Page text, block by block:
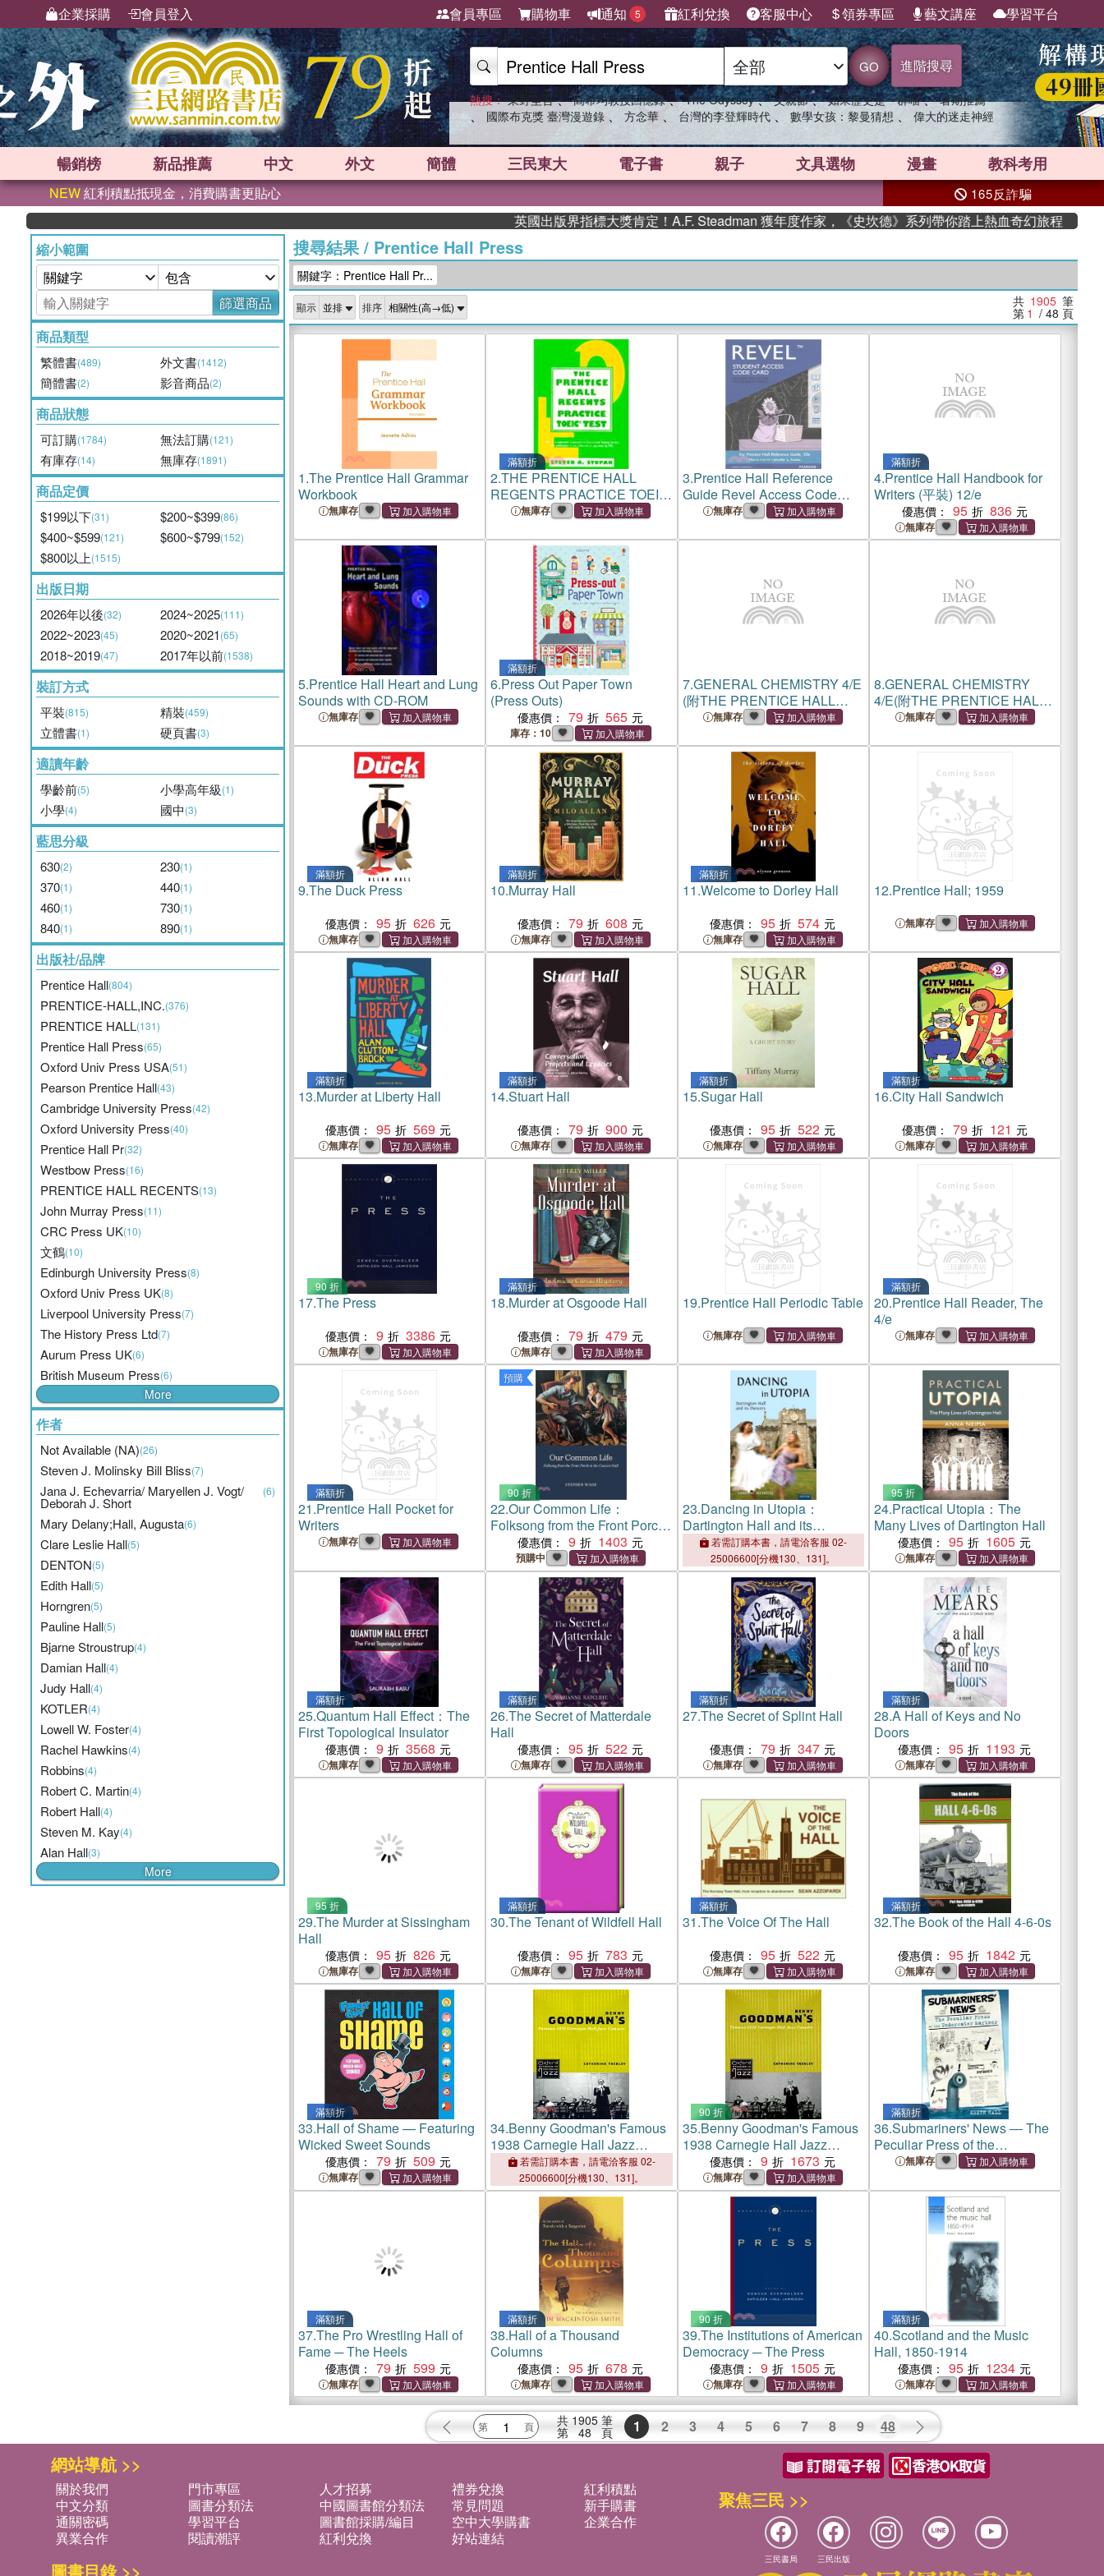
企業採購 會員登入 會員專區 購物車 通知 5 紅利兌換 客服中心 領券專區 藝文講座 學習平台
GO 進階搜尋
熱搜： 東野圭吾 、 高希均教授回憶錄 、 The Odyssey 、 父親節 、 如果歷史是一群喵 、 暑期推薦
、 國際布克獎 臺灣漫遊錄 、 方念華 、 台灣的李登輝時代 、 數學女孩：黎曼猜想 、 偉大的迷走神經
暢銷榜 新品推薦 中文 外文 簡體 三民東大 電子書 親子 文具選物 漫畫 教科考用
NEW紅利積點抵現金，消費購書更貼心 165反詐騙
英國出版界指標大獎肯定！A.F. Steadman 獲年度作家，《史坎德》系列帶你踏上熱血奇幻旅程
縮小範圍
篩選商品
商品類型
繁體書(489) 外文書(1412)
簡體書(2) 影音商品(2)
商品狀態
可訂購(1784) 無法訂購(121)
有庫存(14) 無庫存(1891)
商品定價
$199以下(31) $200~$399(86)
$400~$599(121) $600~$799(152)
$800以上(1515)
出版日期
2026年以後(32) 2024~2025(111)
2022~2023(45) 2020~2021(65)
2018~2019(47) 2017年以前(1538)
裝訂方式
平裝(815) 精裝(459)
立體書(1) 硬頁書(3)
適讀年齡
學齡前(5) 小學高年級(1)
小學(4) 國中(3)
藍思分級
630(2) 230(1)
370(1) 440(1)
460(1) 730(1)
840(1) 890(1)
出版社/品牌
Prentice Hall(804)
PRENTICE-HALL,INC.(376)
PRENTICE HALL(131)
Prentice Hall Press(65)
Oxford Univ Press USA(51)
Pearson Prentice Hall(43)
Cambridge University Press(42)
Oxford University Press(40)
Prentice Hall Pr(32)
Westbow Press(16)
PRENTICE HALL RECENTS(13)
John Murray Press(11)
CRC Press UK(10)
文鶴(10)
Edinburgh University Press(8)
Oxford Univ Press UK(8)
Liverpool University Press(7)
The History Press Ltd(7)
Aurum Press UK(6)
British Museum Press(6)
More
作者
Not Available (NA)(26)
Steven J. Molinsky Bill Bliss(7)
Jana J. Echevarria/ Maryellen J. Vogt/
Deborah J. Short
(6)
Mary Delany;Hall, Augusta(6)
Clare Leslie Hall(5)
DENTON(5)
Edith Hall(5)
Horngren(5)
Pauline Hall(5)
Bjarne Stroustrup(4)
Damian Hall(4)
Judy Hall(4)
KOTLER(4)
Lowell W. Foster(4)
Rachel Hawkins(4)
Robbins(4)
Robert C. Martin(4)
Robert Hall(4)
Steven M. Kay(4)
Alan Hall(3)
More
搜尋結果/ Prentice Hall Press
關鍵字：Prentice Hall Pr...
顯示 排序 共 1905 筆
第 1 / 48 頁
1.The Prentice Hall Grammar
Workbook
無庫存
滿額折
2.THE PRENTICE HALL
REGENTS PRACTICE TOEIC
TEST無庫存
3.Prentice Hall Reference
Guide Revel Access Code
Card無庫存
滿額折
4.Prentice Hall Handbook for
Writers (平裝) 12/e
優惠價： 95 836
無庫存
5.Prentice Hall Heart and Lung
Sounds with CD-ROM
無庫存
滿額折
6.Press Out Paper Town
(Press Outs)
優惠價： 79 565
庫存：10
7.GENERAL CHEMISTRY 4/E
(附THE PRENTICE HALL
GUIDE TO EVALUATING
RESEARCH NAVIGATOR
SCIENCE)
無庫存
8.GENERAL CHEMISTRY
4/E(附THE PRENTICE HALL
GUIDE TO EVALUATING
RESEARCH NAVIGATOR
SCIENCE)
無庫存
滿額折
9.The Duck Press
優惠價： 95 626
無庫存
滿額折
10.Murray Hall
優惠價： 79 608
無庫存
滿額折
11.Welcome to Dorley Hall
優惠價： 95 574
無庫存
12.Prentice Hall; 1959
無庫存
滿額折
13.Murder at Liberty Hall
優惠價： 95 569
無庫存
滿額折
14.Stuart Hall
優惠價： 79 900
無庫存
滿額折
15.Sugar Hall
優惠價： 95 522
無庫存
滿額折
16.City Hall Sandwich
優惠價： 79 121
無庫存
90 折
17.The Press
優惠價： 9 3386
無庫存
滿額折
18.Murder at Osgoode Hall
優惠價： 79 479
無庫存
19.Prentice Hall Periodic Table
無庫存
滿額折
20.Prentice Hall Reader, The
4/e
無庫存
滿額折
21.Prentice Hall Pocket for
Writers
無庫存
預購
90 折
22.Our Common Life：
Folksong from the Front Porch
to the Concert Hall
優惠價： 9 1403
預購中
23.Dancing in Utopia：
Dartington Hall and its
Dancers若需訂購本書，請電洽客服 02-
25006600[分機130、131]。
95 折
24.Practical Utopia：The
Many Lives of Dartington Hall
優惠價： 95 1605
無庫存
滿額折
25.Quantum Hall Effect：The
First Topological Insulator
優惠價： 9 3568
無庫存
滿額折
26.The Secret of Matterdale
Hall
優惠價： 95 522
無庫存
滿額折
27.The Secret of Splint Hall
優惠價： 79 347
無庫存
滿額折
28.A Hall of Keys and No
Doors
優惠價： 95 1193
無庫存
95 折
29.The Murder at Sissingham
Hall
優惠價： 95 826
無庫存
滿額折
30.The Tenant of Wildfell Hall
優惠價： 95 783
無庫存
滿額折
31.The Voice Of The Hall
優惠價： 95 522
無庫存
滿額折
32.The Book of the Hall 4-6-0s
優惠價： 95 1842
無庫存
滿額折
33.Hall of Shame — Featuring
Wicked Sweet Sounds
優惠價： 79 509
無庫存
34.Benny Goodman's Famous
1938 Carnegie Hall Jazz
Concert若需訂購本書，請電洽客服 02-
25006600[分機130、131]。
90 折
35.Benny Goodman's Famous
1938 Carnegie Hall Jazz
Concert優惠價： 9 1673
無庫存
滿額折
36.Submariners' News ― The
Peculiar Press of the
Underwater Mariner
無庫存
滿額折
37.The Pro Wrestling Hall of
Fame ─ The Heels
優惠價： 79 599
無庫存
滿額折
38.Hall of a Thousand
Columns
優惠價： 95 678
無庫存
90 折
39.The Institutions of American
Democracy ─ The Press
優惠價： 9 1505
無庫存
滿額折
40.Scotland and the Music
Hall, 1850-1914
優惠價： 95 1234
無庫存
共 1905 筆
第 48 頁 1 2 3 4 5 6 7 8 9 48
網站導航 >>
關於我們 門市專區 人才招募 禮券兌換
紅利積點
中文分類
圖書分類法 中國圖書館分類法 常見問題
新手購書
通關密碼
學習平台 圖書館採購/編目 空中大學購書
企業合作
異業合作
閱讀潮評 紅利兌換 好站連結
圖書目錄 >>
聚焦三民 >>
三民書局 三民出版